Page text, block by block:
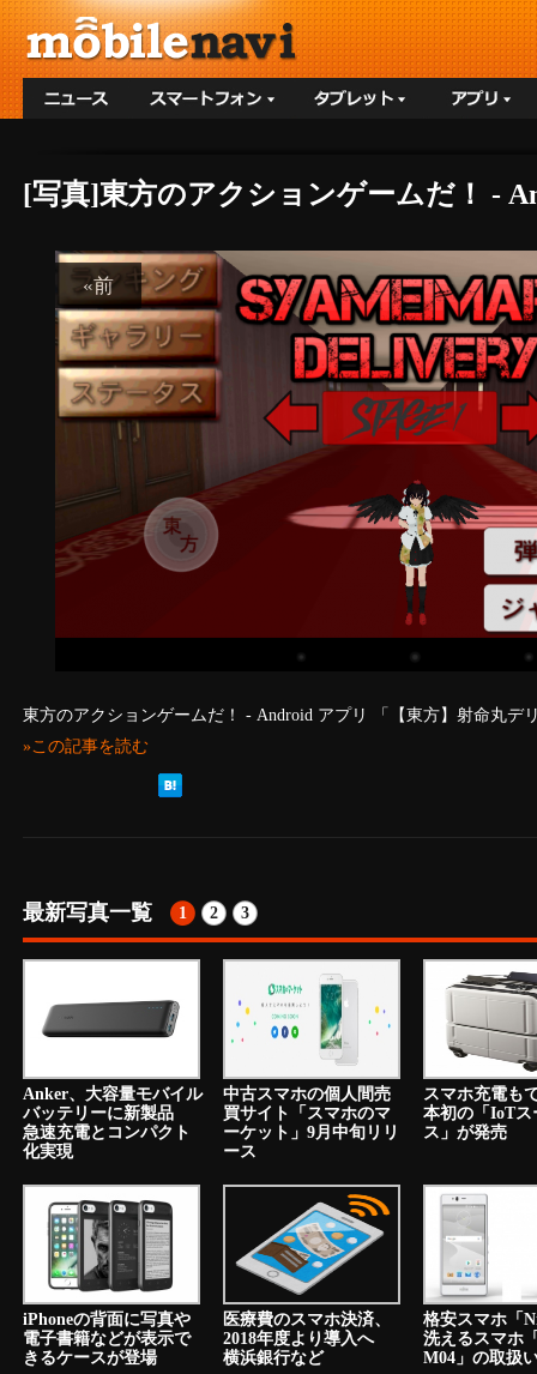
[写真]東方のアクションゲームだ！ -
«前
東方のアクションゲームだ！ - Android アプリ 「【東方】射命丸デ
»この記事を読む
最新写真一覧 1 2 3
Anker、大容量モバイル
バッテリーに新製品
急速充電とコンパクト
化実現
中古スマホの個人間売
買サイト「スマホのマ
ーケット」9月中旬リリ
ース
スマホ充電も
本初の「IoTス
ス」が発売
iPhoneの背面に写真や
電子書籍などが表示で
きるケースが登場
医療費のスマホ決済、
2018年度より導入へ
横浜銀行など
格安スマホ
洗えるスマホ
M04」の取扱